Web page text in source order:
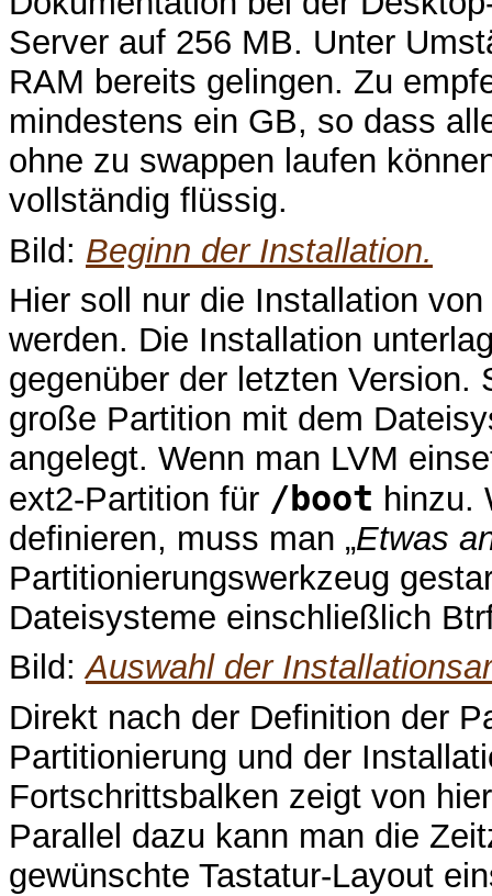
Server auf 256 MB. Unter
RAM bereits gelingen. Zu
mindestens ein GB, so dass
ohne zu swappen laufen
vollständig flüssig.
Bild: Beginn der Installation.
Hier soll nur die Installation
werden. Die Installation
gegenüber der letzten Version.
große Partition mit dem
angelegt. Wenn man LVM
ext2-Partition für /boot hinzu.
definieren, muss man „Etwas
Partitionierungswerkzeug
Dateisysteme einschließlich
Bild:Auswahl der
Direkt nach der Definition der
Partitionierung und der
Fortschrittsbalken zeigt von
Parallel dazu kann man die
gewünschte Tastatur-Layout